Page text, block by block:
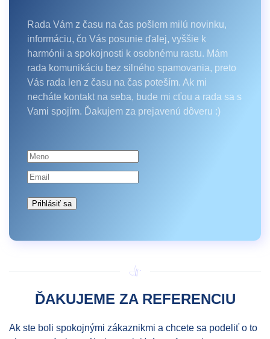
Rada Vám z času na čas pošlem milú novinku,
informáciu, čo Vás posunie ďalej, vyššie k
harmónii a spokojnosti k osobnému rastu. Mám
rada komunikáciu bez silného spamovania, preto
Vás rada len z času na čas poteším. Ak mi
necháte kontakt na seba, bude mi cťou a rada sa s
Vami spojím. Ďakujem za prejavenú dôveru :)
Prihlásiť sa
ĎAKUJEME ZA REFERENCIU
Ak ste boli spokojnými zákaznikmi a chcete sa podeliť o to